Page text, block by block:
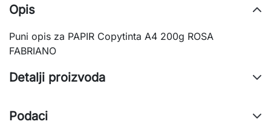
Opis
Puni opis za PAPIR Copytinta A4 200g ROSA
FABRIANO
Detalji proizvoda
Podaci